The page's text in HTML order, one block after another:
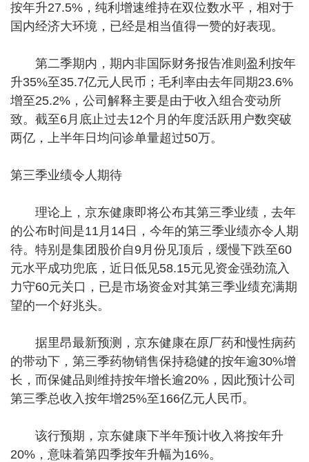
按年升27.5%，纯利增速维持在双位数水平，相对于
国内经济大环境，已经是相当值得一赞的好表现。
第二季期内，期内非国际财务报告准则盈利按年
升35%至35.7亿元人民币；毛利率由去年同期23.6%
增至25.2%，公司解释主要是由于收入组合变动所
致。截至6月底止过去12个月的年度活跃用户数突破
两亿，上半年日均问诊单量超过50万。
第三季业绩令人期待
理论上，京东健康即将公布其第三季业绩，去年
的公布时间是11月14日，今年的第三季业绩亦令人期
待。特别是集团股价自9月份见顶后，缓慢下跌至60
元水平成功兜底，近日低见58.15元见资金强劲流入
力守60元关口，已是市场资金对其第三季业绩充满期
望的一个好兆头。
据里昂最新预测，京东健康在原厂药和慢性病药
的带动下，第三季药物销售保持稳健的按年逾30%增
长，而保健品则维持按年增长逾20%，因此预计公司
第三季总收入按年增25%至166亿元人民币。
该行预期，京东健康下半年预计收入将按年升
20%，意味着第四季按年升幅为16%。